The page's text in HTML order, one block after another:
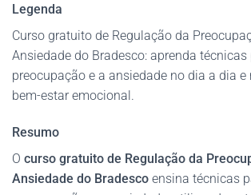
Legenda
Curso gratuito de Regulação da
Ansiedade do Bradesco: aprenda técnicas
preocupação e a ansiedade no dia a dia e
bem-estar emocional.
Resumo
O curso gratuito de Regulação da
Ansiedade do Bradesco ensina técnicas